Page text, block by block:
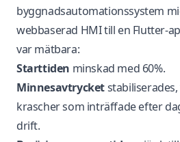
byggnadsautomationssystem
webbaserad HMI till en Flutter-
var mätbara:
Starttiden minskad med 60%.
Minnesavtrycket
krascher som inträffade efter
drift.